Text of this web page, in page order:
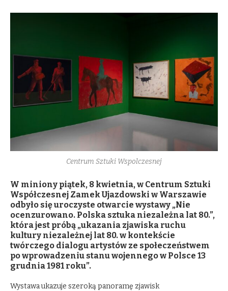
Centrum Sztuki Wspolczesnej
W miniony piątek, 8 kwietnia, w Centrum Sztuki
Współczesnej Zamek Ujazdowski w Warszawie
odbyło się uroczyste otwarcie wystawy „Nie
ocenzurowano. Polska sztuka niezależna lat 80.”,
która jest próbą „ukazania zjawiska ruchu
kultury niezależnej lat 80. w kontekście
twórczego dialogu artystów ze społeczeństwem
po wprowadzeniu stanu wojennego w Polsce 13
grudnia 1981 roku”.
Wystawa ukazuje szeroką panoramę zjawisk